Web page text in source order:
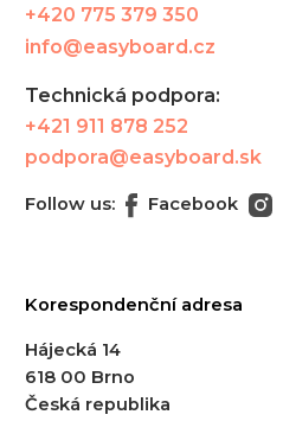
+420 775 379 350
info@easyboard.cz
Technická podpora:
+421 911 878 252
podpora@easyboard.sk
Follow us: Facebook
Korespondenční adresa
Hájecká 14
618 00 Brno
Česká republika